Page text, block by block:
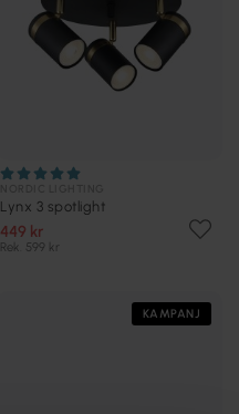
Lynx 3 spotlight
449 kr
Rek. 599 kr
KAMPANJ